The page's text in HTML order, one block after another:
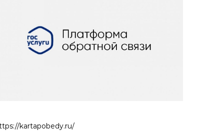
kartapobedy.ru/